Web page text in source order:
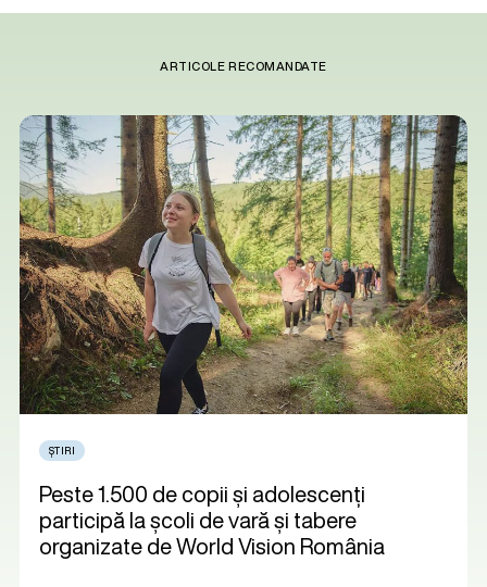
ARTICOLE RECOMANDATE
ȘTIRI
Peste 1.500 de copii și adolescenți
participă la școli de vară și tabere
organizate de World Vision România